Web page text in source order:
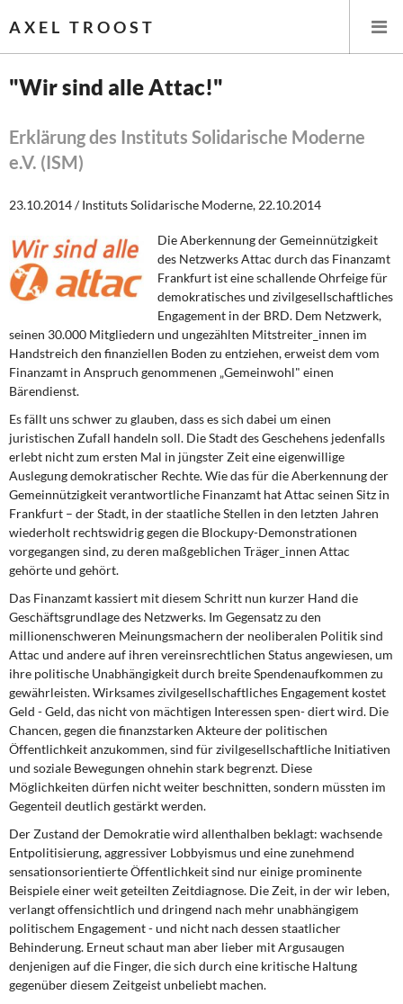
AXEL TROOST
Themen
Leitlinien linker Wirtschafts- und Finanzpolitik
Wirtschaftspolitik
Steuer- und Finanzpolitik
Öffentliche Infrastruktur und Daseinsvorsorge
Eurokrise und Griechenland
DIE LINKE
Weitere Themen
Memo-Gruppe
Institut Solidarische Moderne
Über mich
Kontakt
"Wir sind alle Attac!"
Erklärung des Instituts Solidarische Moderne
e.V. (ISM)
23.10.2014 / Instituts Solidarische Moderne, 22.10.2014
Die Aberkennung der Gemeinnützigkeit
des Netzwerks Attac durch das Finanzamt
Frankfurt ist eine schallende Ohrfeige für
demokratisches und zivilgesellschaftliches
Engagement in der BRD. Dem Netzwerk,
seinen 30.000 Mitgliedern und ungezählten Mitstreiter_innen im
Handstreich den finanziellen Boden zu entziehen, erweist dem vom
Finanzamt in Anspruch genommenen „Gemeinwohl" einen
Bärendienst.
Es fällt uns schwer zu glauben, dass es sich dabei um einen
juristischen Zufall handeln soll. Die Stadt des Geschehens jedenfalls
erlebt nicht zum ersten Mal in jüngster Zeit eine eigenwillige
Auslegung demokratischer Rechte. Wie das für die Aberkennung der
Gemeinnützigkeit verantwortliche Finanzamt hat Attac seinen Sitz in
Frankfurt – der Stadt, in der staatliche Stellen in den letzten Jahren
wiederholt rechtswidrig gegen die Blockupy-Demonstrationen
vorgegangen sind, zu deren maßgeblichen Träger_innen Attac
gehörte und gehört.
Das Finanzamt kassiert mit diesem Schritt nun kurzer Hand die
Geschäftsgrundlage des Netzwerks. Im Gegensatz zu den
millionenschweren Meinungsmachern der neoliberalen Politik sind
Attac und andere auf ihren vereinsrechtlichen Status angewiesen, um
ihre politische Unabhängigkeit durch breite Spendenaufkommen zu
gewährleisten. Wirksames zivilgesellschaftliches Engagement kostet
Geld - Geld, das nicht von mächtigen Interessen spen- diert wird. Die
Chancen, gegen die finanzstarken Akteure der politischen
Öffentlichkeit anzukommen, sind für zivilgesellschaftliche Initiativen
und soziale Bewegungen ohnehin stark begrenzt. Diese
Möglichkeiten dürfen nicht weiter beschnitten, sondern müssten im
Gegenteil deutlich gestärkt werden.
Der Zustand der Demokratie wird allenthalben beklagt: wachsende
Entpolitisierung, aggressiver Lobbyismus und eine zunehmend
sensationsorientierte Öffentlichkeit sind nur einige prominente
Beispiele einer weit geteilten Zeitdiagnose. Die Zeit, in der wir leben,
verlangt offensichtlich und dringend nach mehr unabhängigem
politischem Engagement - und nicht nach dessen staatlicher
Behinderung. Erneut schaut man aber lieber mit Argusaugen
denjenigen auf die Finger, die sich durch eine kritische Haltung
gegenüber diesem Zeitgeist unbeliebt machen.